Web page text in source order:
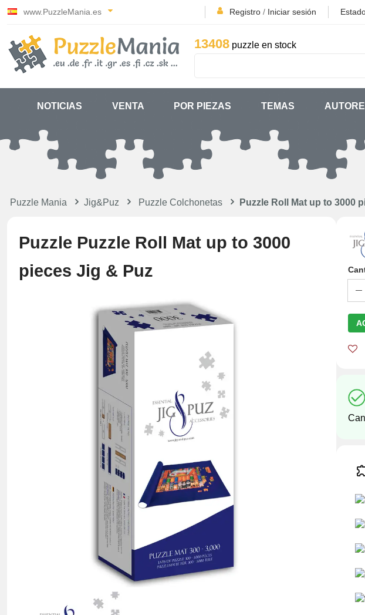
www.PuzzleMania.es Registro / Iniciar sesión
13408 puzzle en stock
NOTICIAS VENTA POR PIEZAS TEMAS
Puzzle Mania Jig&Puz Puzzle Colchonetas Puzzle Roll Mat up to 3000
Puzzle Puzzle Roll Mat up to 3000
pieces Jig & Puz